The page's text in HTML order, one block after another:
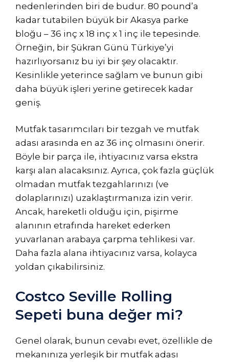
nedenlerinden biri de budur. 80 pound’a
kadar tutabilen büyük bir Akasya parke
bloğu – 36 inç x 18 inç x 1 inç ile tepesinde.
Örneğin, bir Şükran Günü Türkiye’yi
hazırlıyorsanız bu iyi bir şey olacaktır.
Kesinlikle yeterince sağlam ve bunun gibi
daha büyük işleri yerine getirecek kadar
geniş.
Mutfak tasarımcıları bir tezgah ve mutfak
adası arasında en az 36 inç olmasını önerir.
Böyle bir parça ile, ihtiyacınız varsa ekstra
karşı alan alacaksınız. Ayrıca, çok fazla güçlük
olmadan mutfak tezgahlarınızı (ve
dolaplarınızı) uzaklaştırmanıza izin verir.
Ancak, hareketli olduğu için, pişirme
alanının etrafında hareket ederken
yuvarlanan arabaya çarpma tehlikesi var.
Daha fazla alana ihtiyacınız varsa, kolayca
yoldan çıkabilirsiniz.
Costco Seville Rolling
Sepeti buna değer mi?
Genel olarak, bunun cevabı evet, özellikle de
mekanınıza yerleşik bir mutfak adası